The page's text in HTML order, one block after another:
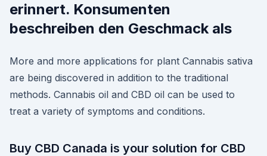
erinnert. Konsumenten
beschreiben den Geschmack als
More and more applications for plant Cannabis sativa
are being discovered in addition to the traditional
methods. Cannabis oil and CBD oil can be used to
treat a variety of symptoms and conditions.
Buy CBD Canada is your solution for CBD